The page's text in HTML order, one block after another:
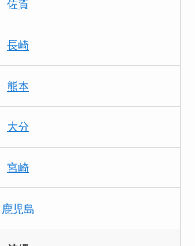
佐賀
長崎
熊本
大分
宮崎
鹿児島